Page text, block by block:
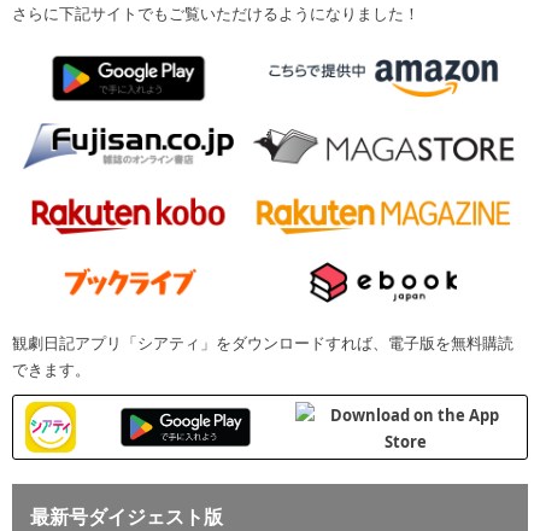
さらに下記サイトでもご覧いただけるようになりました！
観劇日記アプリ「シアティ」をダウンロードすれば、電子版を無料購読
できます。
最新号ダイジェスト版